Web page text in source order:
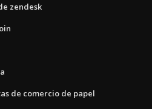
zendesk
de comercio de papel